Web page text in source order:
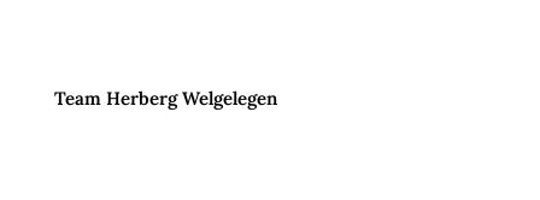
Team Herberg Welgelegen